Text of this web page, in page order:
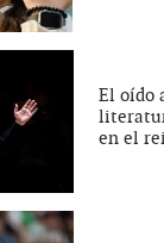
El oído
en el